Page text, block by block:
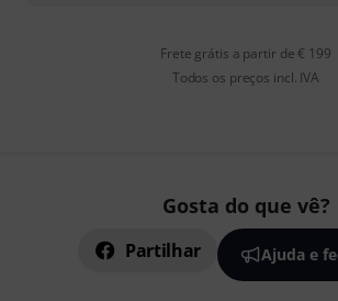
Frete grátis a partir de € 199
Todos os preços incl. IVA
Gosta do que vê?
Partilhar Ajuda e